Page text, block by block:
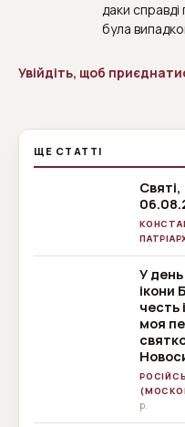
даки
була
Увійдіть, щоб
ЩЕ СТАТТІ
У
ікони
честь
моя
р.